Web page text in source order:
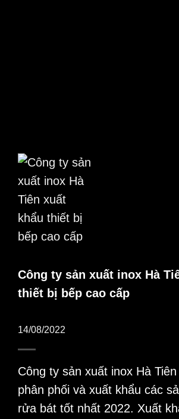
Công ty sản xuất inox Hà
thiết bị bếp cao cấp
14/08/2022
Công ty sản xuất inox Hà
phân phối và xuất khẩu các
rửa bát tốt nhất 2022. Xuất